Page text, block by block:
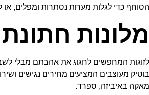
הסוחף כדי לגלות מערות נסתרות ומפלים, או
מלונות
לזוגות המחפשים לחגוג את אהבתם מבלי
בוטיק מעוצבים המציעים מחירים נגישים
מאקה באיביזה, ספרד.